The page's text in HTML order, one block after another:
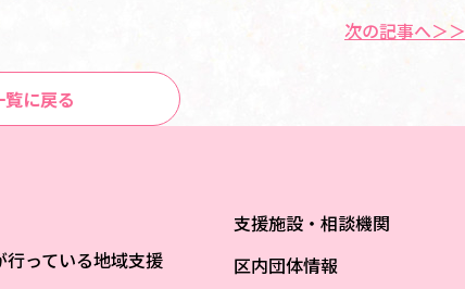
覧に戻る
次の記事へ＞＞
行っている地域支援
支援施設・相談機関
区内団体情報